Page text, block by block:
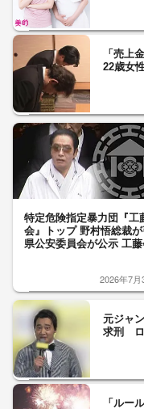
「売上
22歳女
特定危険指定暴力団『工
会』トップ 野村悟総裁
県公安委員会が公示 工
2026年7月
元ジャ
求刑 ロ
「ルー